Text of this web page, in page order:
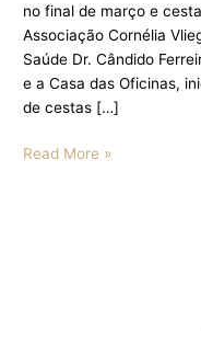
no final de março e
Associação Cornélia
Saúde Dr. Cândido
e a Casa das Oficinas,
de cestas […]
Read More »